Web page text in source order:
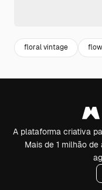
floral vintage
A plataforma criativa
Mais de 1 milhão